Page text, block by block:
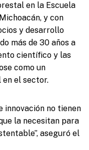
en la Escuela
y con
y desarrollo
más de 30 años a
científico y las
como un
el sector.
innovación no tienen
la necesitan para
aseguró el